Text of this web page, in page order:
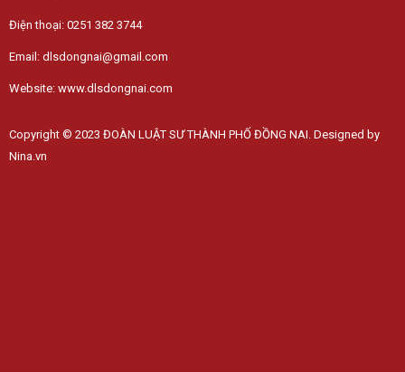
Điện thoại: 0251 382 3744
Email: dlsdongnai@gmail.com
Website: www.dlsdongnai.com
Copyright © 2023 ĐOÀN LUẬT SƯ THÀNH PHỐ ĐỒNG NAI. Designed by
Nina.vn